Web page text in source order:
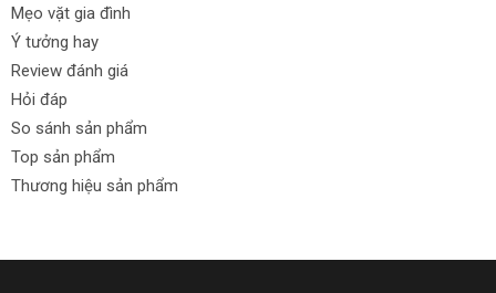
Mẹo vặt gia đình
Ý tưởng hay
Review đánh giá
Hỏi đáp
So sánh sản phẩm
Top sản phẩm
Thương hiệu sản phẩm